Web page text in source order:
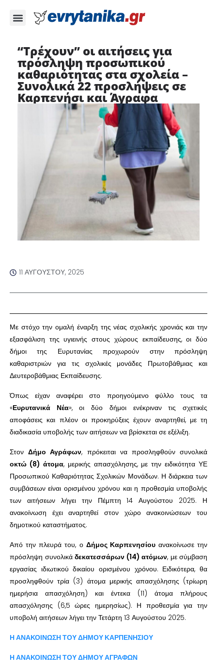
“Τρέχουν” οι αιτήσεις για
πρόσληψη προσωπικού
καθαριότητας στα σχολεία –
Συνολικά 22 προσλήψεις σε
Καρπενήσι και Άγραφα
11 ΑΥΓΟΎΣΤΟΥ, 2025
Με στόχο την ομαλή έναρξη της νέας σχολικής χρονιάς και την
εξασφάλιση της υγιεινής στους χώρους εκπαίδευσης, οι δύο
δήμοι της Ευρυτανίας προχωρούν στην πρόσληψη
καθαριστριών για τις σχολικές μονάδες Πρωτοβάθμιας και
Δευτεροβάθμιας Εκπαίδευσης.
Όπως είχαν αναφέρει στο προηγούμενο φύλλο τους τα
«Ευρυτανικά Νέα», οι δύο δήμοι ενέκριναν τις σχετικές
αποφάσεις και πλέον οι προκηρύξεις έχουν αναρτηθεί, με τη
διαδικασία υποβολής των αιτήσεων να βρίσκεται σε εξέλιξη.
ΣτονΔήμο Αγράφων, πρόκειται να προσληφθούν συνολικά
οκτώ (8) άτομα, μερικής απασχόλησης, με την ειδικότητα ΥΕ
Προσωπικού Καθαριότητας Σχολικών Μονάδων. Η διάρκεια των
συμβάσεων είναι ορισμένου χρόνου και η προθεσμία υποβολής
των αιτήσεων λήγει την Πέμπτη 14 Αυγούστου 2025. Η
ανακοίνωση έχει αναρτηθεί στον χώρο ανακοινώσεων του
δημοτικού καταστήματος.
Από την πλευρά του, ο Δήμος Καρπενησίουανακοίνωσε την
πρόσληψη συνολικά δεκατεσσάρων (14) ατόμων, με σύμβαση
εργασίας ιδιωτικού δικαίου ορισμένου χρόνου. Ειδικότερα, θα
προσληφθούν τρία (3) άτομα μερικής απασχόλησης (τρίωρη
ημερήσια απασχόληση) και έντεκα (11) άτομα πλήρους
απασχόλησης (6,5 ώρες ημερησίως). Η προθεσμία για την
υποβολή αιτήσεων λήγει την Τετάρτη 13 Αυγούστου 2025.
Η ΑΝΑΚΟΙΝΩΣΗ ΤΟΥ ΔΗΜΟΥ ΚΑΡΠΕΝΗΣΙΟΥ
Η ΑΝΑΚΟΙΝΩΣΗ ΤΟΥ ΔΗΜΟΥ ΑΓΡΑΦΩΝ